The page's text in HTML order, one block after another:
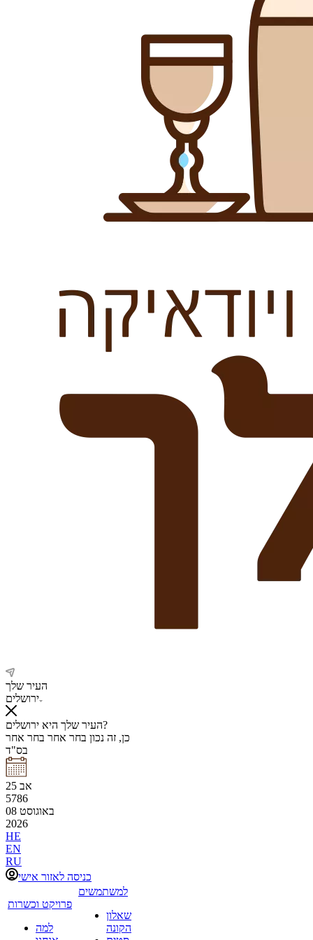
העיר שלך
ירושלים
העיר שלך היא ירושלים?
כן, זה נכון בחר אחר בחר אחר
בס"ד
25 אב
5786
08 באוגוסט
2026
HE
EN
RU
כניסה לאזור אישי
פרויקט וכשרות
למה
למשתמשים
שאלון
הקונה